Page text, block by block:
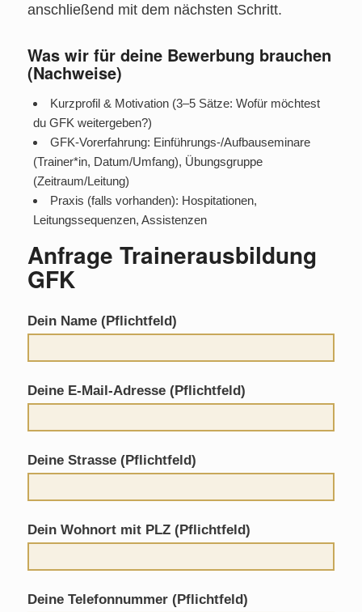
anschließend mit dem nächsten Schritt.
Was wir für deine Bewerbung brauchen
(Nachweise)
Kurzprofil & Motivation (3–5 Sätze: Wofür möchtest
du GFK weitergeben?)
GFK‑Vorerfahrung: Einführungs-/Aufbauseminare
(Trainer*in, Datum/Umfang), Übungsgruppe
(Zeitraum/Leitung)
Praxis (falls vorhanden): Hospitationen,
Leitungssequenzen, Assistenzen
Anfrage Trainerausbildung
GFK
Dein Name (Pflichtfeld)
Deine E-Mail-Adresse (Pflichtfeld)
Deine Strasse (Pflichtfeld)
Dein Wohnort mit PLZ (Pflichtfeld)
Deine Telefonnummer (Pflichtfeld)